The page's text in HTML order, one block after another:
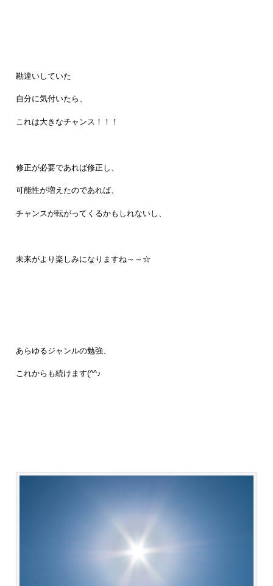
勘違いしていた
自分に気付いたら、
これは大きなチャンス！！！
修正が必要であれば修正し、
可能性が増えたのであれば、
チャンスが転がってくるかもしれないし、
未来がより楽しみになりますね～～☆
あらゆるジャンルの勉強、
これからも続けます(^^♪